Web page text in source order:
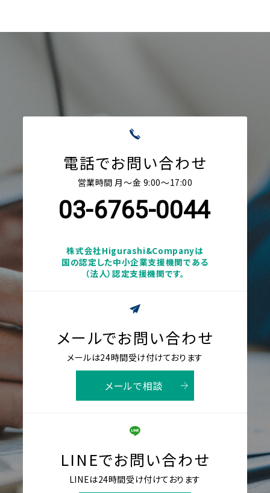
電話でお問い合わせ
営業時間 月〜金 9:00〜17:00
03-6765-0044
株式会社Higurashi&Companyは
国の認定した中小企業支援機関である
（法人）認定支援機関です。
メールでお問い合わせ
メールは24時間受け付けております
メールで相談
LINEでお問い合わせ
LINEは24時間受け付けております